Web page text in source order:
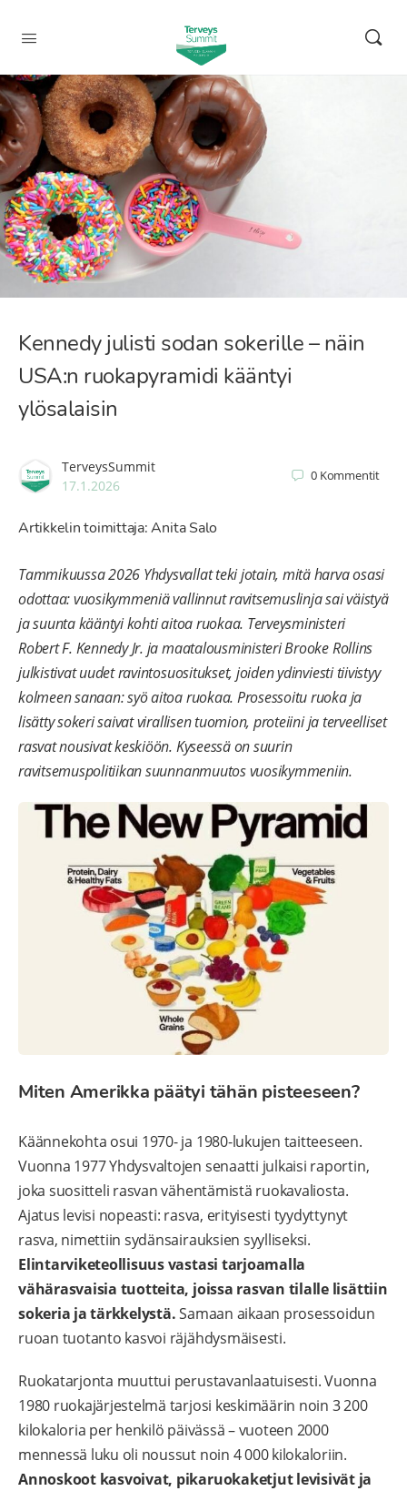
Kennedy julisti sodan sokerille – näin
USA:n ruokapyramidi kääntyi
ylösalaisin
TerveysSummit
17.1.2026
0 Kommentit
Artikkelin toimittaja: Anita Salo
Tammikuussa 2026 Yhdysvallat teki jotain, mitä harva osasi
odottaa: vuosikymmeniä vallinnut ravitsemuslinja sai väistyä
ja suunta kääntyi kohti aitoa ruokaa. Terveysministeri
Robert F. Kennedy Jr. ja maatalousministeri Brooke Rollins
julkistivat uudet ravintosuositukset, joiden ydinviesti tiivistyy
kolmeen sanaan: syö aitoa ruokaa. Prosessoitu ruoka ja
lisätty sokeri saivat virallisen tuomion, proteiini ja terveelliset
rasvat nousivat keskiöön. Kyseessä on suurin
ravitsemuspolitiikan suunnanmuutos vuosikymmeniin.
Miten Amerikka päätyi tähän pisteeseen?
Käännekohta osui 1970- ja 1980-lukujen taitteeseen.
Vuonna 1977 Yhdysvaltojen senaatti julkaisi raportin,
joka suositteli rasvan vähentämistä ruokavaliosta.
Ajatus levisi nopeasti: rasva, erityisesti tyydyttynyt
rasva, nimettiin sydänsairauksien syylliseksi.
Elintarviketeollisuus vastasi tarjoamalla
vähärasvaisia tuotteita, joissa rasvan tilalle lisättiin
sokeria ja tärkkelystä.Samaan aikaan prosessoidun
ruoan tuotanto kasvoi räjähdysmäisesti.
Ruokatarjonta muuttui perustavanlaatuisesti. Vuonna
1980 ruokajärjestelmä tarjosi keskimäärin noin 3 200
kilokaloria per henkilö päivässä – vuoteen 2000
mennessä luku oli noussut noin 4 000 kilokaloriin.
Annoskoot kasvoivat, pikaruokaketjut levisivät ja